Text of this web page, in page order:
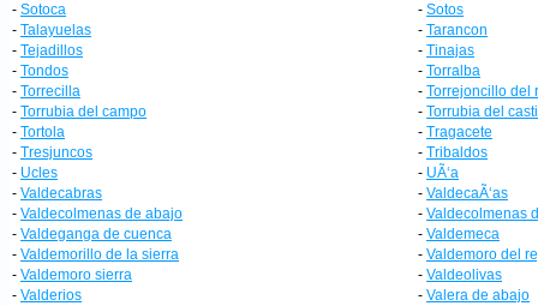
- Sotoca - Sotos
- Talayuelas - Tarancon
- Tejadillos - Tinajas
- Tondos - Torralba
- Torrecilla - Torrejoncillo del
- Torrubia del campo - Torrubia del
- Tortola - Tragacete
- Tresjuncos - Tribaldos
- Ucles - UÃ‘a
- Valdecabras - ValdecaÃ‘as
- Valdecolmenas de abajo - Valdecolmenas
- Valdeganga de cuenca - Valdemeca
- Valdemorillo de la sierra - Valdemoro del
- Valdemoro sierra - Valdeolivas
- Valderios - Valera de abajo